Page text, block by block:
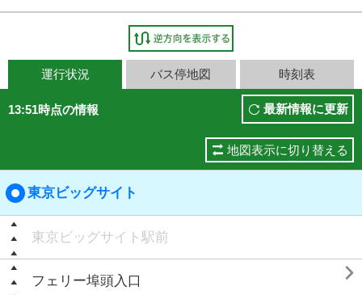
運行状況 バス停地図 時刻表
13:51時点の情報 最新情報に更新
地図表示に切り替える
東京ビッグサイト
東京ビッグサイト駅前
フェリー埠頭入口 